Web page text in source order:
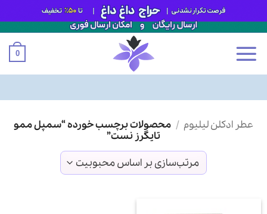
0
عطر ادکلن لیلیوم / محصولات برچسب خورده “سمپل ممو
تایگرز نست”